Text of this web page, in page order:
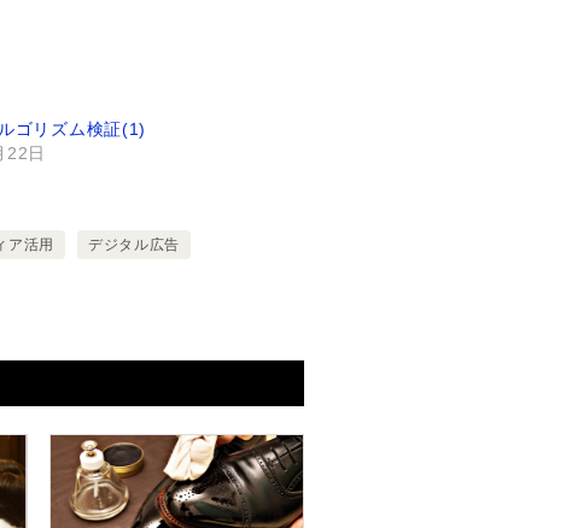
ゴリズム検証(1)
22日
ア活用 デジタル広告